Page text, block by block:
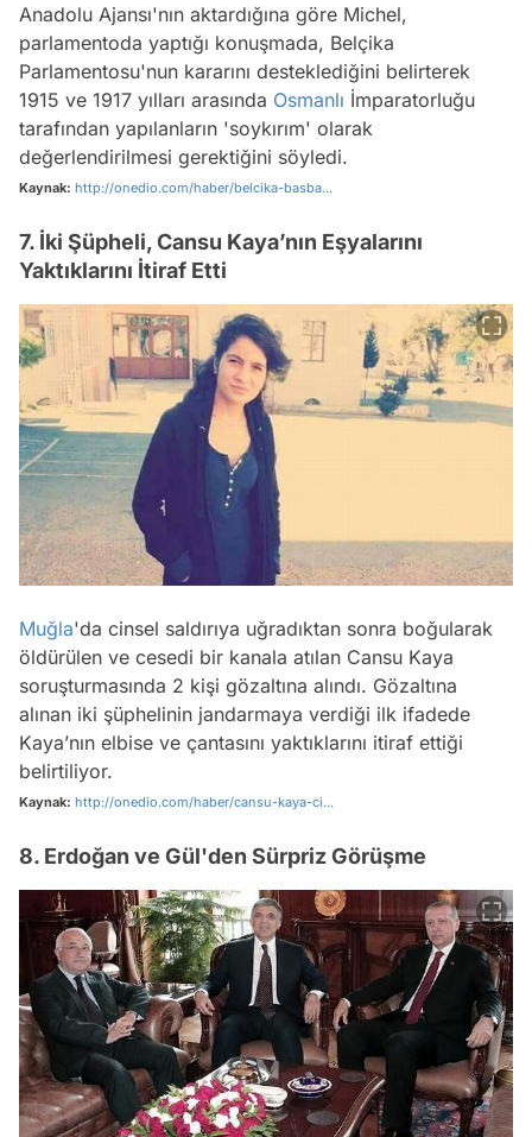
Anadolu Ajansı'nın aktardığına göre Michel,
parlamentoda yaptığı konuşmada, Belçika
Parlamentosu'nun kararını desteklediğini belirterek
1915 ve 1917 yılları arasında Osmanlı İmparatorluğu
tarafından yapılanların 'soykırım' olarak
değerlendirilmesi gerektiğini söyledi.
Kaynak: http://onedio.com/haber/belcika-basba...
7. İki Şüpheli, Cansu Kaya’nın Eşyalarını
Yaktıklarını İtiraf Etti
Muğla'da cinsel saldırıya uğradıktan sonra boğularak
öldürülen ve cesedi bir kanala atılan Cansu Kaya
soruşturmasında 2 kişi gözaltına alındı. Gözaltına
alınan iki şüphelinin jandarmaya verdiği ilk ifadede
Kaya’nın elbise ve çantasını yaktıklarını itiraf ettiği
belirtiliyor.
Kaynak: http://onedio.com/haber/cansu-kaya-ci...
8. Erdoğan ve Gül'den Sürpriz Görüşme